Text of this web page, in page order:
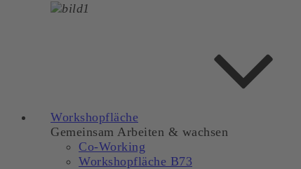
Workshopfläche
Gemeinsam Arbeiten & wachsen
Co-Working
Workshopfläche B73